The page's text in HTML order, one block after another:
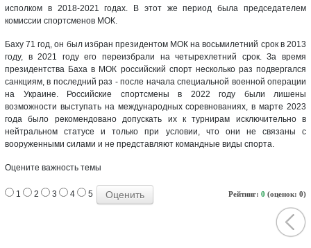
исполком в 2018-2021 годах. В этот же период была председателем
комиссии спортсменов МОК.
Баху 71 год, он был избран президентом МОК на восьмилетний срок в 2013
году, в 2021 году его переизбрали на четырехлетний срок. За время
президентства Баха в МОК российский спорт несколько раз подвергался
санкциям, в последний раз - после начала специальной военной операции
на Украине. Российские спортсмены в 2022 году были лишены
возможности выступать на международных соревнованиях, в марте 2023
года было рекомендовано допускать их к турнирам исключительно в
нейтральном статусе и только при условии, что они не связаны с
вооруженными силами и не представляют командные виды спорта.
Оцените важность темы
Рейтинг: 0 (оценок: 0)
1 2 3 4 5